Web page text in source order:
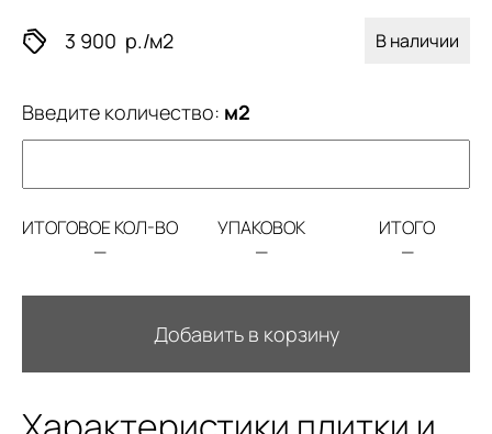
3 900 р./м2 В наличии
Введите количество: м2
ИТОГОВОЕ КОЛ-ВО
—
УПАКОВОК
—
ИТОГО
—
Добавить в корзину